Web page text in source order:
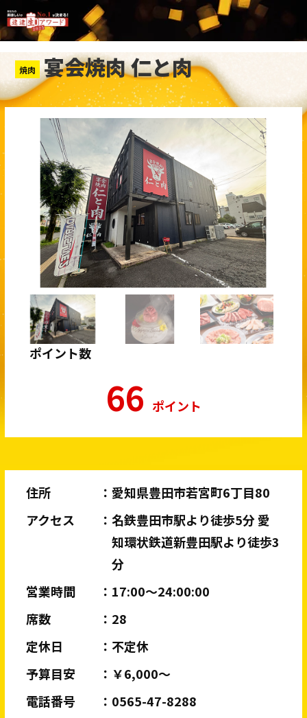
焼肉 宴会焼肉 仁と肉
ポイント数
66 ポイント
住所
愛知県豊田市若宮町6丁目80
アクセス
名鉄豊田市駅より徒歩5分 愛
知環状鉄道新豊田駅より徒歩3
分
営業時間
17:00〜24:00:00
席数
28
定休日
不定休
予算目安
￥6,000～
電話番号
0565-47-8288